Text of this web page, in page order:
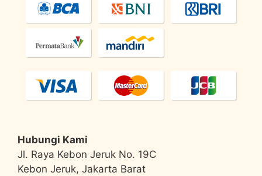
Hubungi Kami
Jl. Raya Kebon Jeruk No. 19C
Kebon Jeruk, Jakarta Barat